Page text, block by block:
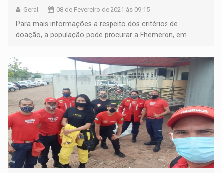
Geral 08 de Fevereiro de 2021 às 09:15
Para mais informações a respeito dos critérios de
doação, a população pode procurar a Fhemeron, em